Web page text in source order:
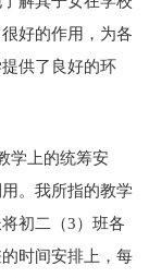
好的作用，为各
供了良好的环
学上的统筹安
。我所指的教学
初二（3）班各
时间安排上，每